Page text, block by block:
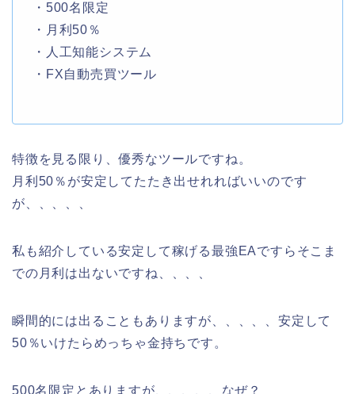
・500名限定
・月利50％
・人工知能システム
・FX自動売買ツール
特徴を見る限り、優秀なツールですね。
月利50％が安定してたたき出せれればいいのです
が、、、、、
私も紹介している安定して稼げる最強EAですらそこま
での月利は出ないですね、、、、
瞬間的には出ることもありますが、、、、、安定して
50％いけたらめっちゃ金持ちです。
500名限定とありますが、、、、、なぜ？